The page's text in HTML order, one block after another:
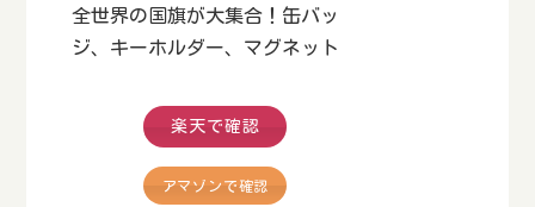
全世界の国旗が大集合！缶バッ
ジ、キーホルダー、マグネット
楽天で確認
アマゾンで確認